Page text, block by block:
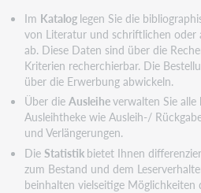
Im Katalog legen Sie die
von Literatur und schriftlichen
ab. Diese Daten sind über die
Kriterien recherchierbar. Die
über die Erwerbung abwickeln.
Über die Ausleiheverwalten Sie alle
Ausleihtheke wie Ausleih-/
und Verlängerungen.
Die Statistik bietet Ihnen
zum Bestand und dem
beinhalten vielseitige Möglichkeiten